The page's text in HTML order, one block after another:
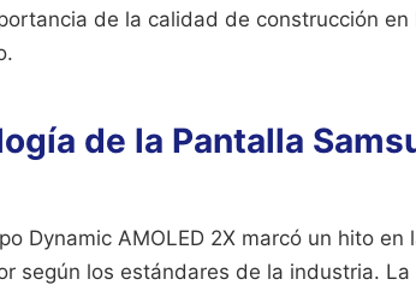
de la calidad de construcción en
de la Pantalla
Dynamic AMOLED 2X marcó un hito en
según los estándares de la industria. La